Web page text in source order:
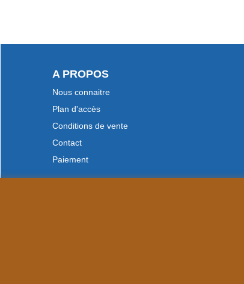
A PROPOS
Nous connaitre
Plan d'accès
Conditions de vente
Contact
Paiement